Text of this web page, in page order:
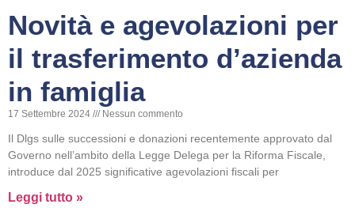
Novità e agevolazioni per
il trasferimento d’azienda
in famiglia
17 Settembre 2024 Nessun commento
Il Dlgs sulle successioni e donazioni recentemente approvato dal
Governo nell’ambito della Legge Delega per la Riforma Fiscale,
introduce dal 2025 significative agevolazioni fiscali per
Leggi tutto »